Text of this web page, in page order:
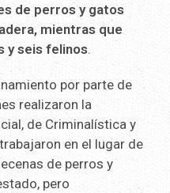
de perros y gatos
mientras que
y seis felinos.
por parte de
realizaron la
de Criminalística y
en el lugar de
de perros y
pero